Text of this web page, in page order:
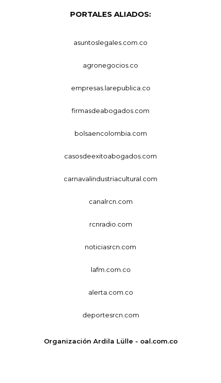
PORTALES ALIADOS:
asuntoslegales.com.co
agronegocios.co
empresas.larepublica.co
firmasdeabogados.com
bolsaencolombia.com
casosdeexitoabogados.com
carnavalindustriacultural.com
canalrcn.com
rcnradio.com
noticiasrcn.com
lafm.com.co
alerta.com.co
deportesrcn.com
Organización Ardila Lülle - oal.com.co